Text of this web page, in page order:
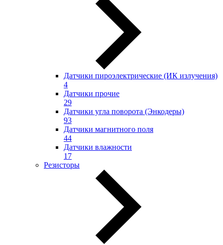
Датчики пироэлектрические (ИК излучения)
4
Датчики прочие
29
Датчики угла поворота (Энкодеры)
93
Датчики магнитного поля
44
Датчики влажности
17
Резисторы